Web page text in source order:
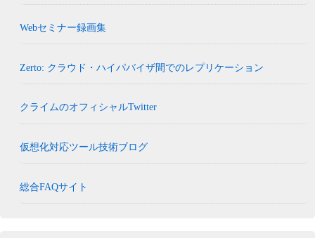
Webセミナー録画集
Zerto: クラウド・ハイパバイザ間でのレプリケーション
クライムのオフィシャルTwitter
仮想化対応ツール技術ブログ
総合FAQサイト